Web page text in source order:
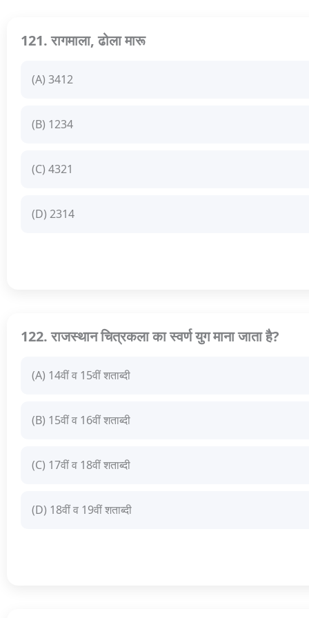
121. रागमाला, ढोला मारू
(A) 3412
(B) 1234
(C) 4321
(D) 2314
122. राजस्थान चित्रकला का स्वर्ण युग माना जाता है?
(A) 14वीं व 15वीं शताब्दी
(B) 15वीं व 16वीं शताब्दी
(C) 17वीं व 18वीं शताब्दी
(D) 18वीं व 19वीं शताब्दी